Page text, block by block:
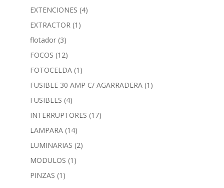
EXTENCIONES (4)
EXTRACTOR (1)
flotador (3)
FOCOS (12)
FOTOCELDA (1)
FUSIBLE 30 AMP C/ AGARRADERA (1)
FUSIBLES (4)
INTERRUPTORES (17)
LAMPARA (14)
LUMINARIAS (2)
MODULOS (1)
PINZAS (1)